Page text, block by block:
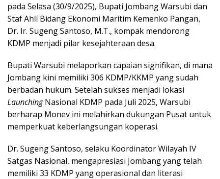
pada Selasa (30/9/2025), Bupati Jombang Warsubi dan
Staf Ahli Bidang Ekonomi Maritim Kemenko Pangan,
Dr. Ir. Sugeng Santoso, M.T., kompak mendorong
KDMP menjadi pilar kesejahteraan desa.
Bupati Warsubi melaporkan capaian signifikan, di mana
Jombang kini memiliki 306 KDMP/KKMP yang sudah
berbadan hukum. Setelah sukses menjadi lokasi
LaunchingNasional KDMP pada Juli 2025, Warsubi
berharap Monev ini melahirkan dukungan Pusat untuk
memperkuat keberlangsungan koperasi.
Dr. Sugeng Santoso, selaku Koordinator Wilayah IV
Satgas Nasional, mengapresiasi Jombang yang telah
memiliki 33 KDMP yang operasional dan literasi